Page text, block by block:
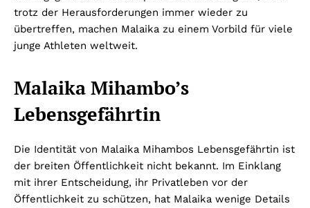
trotz der Herausforderungen immer wieder zu
übertreffen, machen Malaika zu einem Vorbild für viele
junge Athleten weltweit.
Malaika Mihambo’s
Lebensgefährtin
Die Identität von Malaika Mihambos Lebensgefährtin ist
der breiten Öffentlichkeit nicht bekannt. Im Einklang
mit ihrer Entscheidung, ihr Privatleben vor der
Öffentlichkeit zu schützen, hat Malaika wenige Details